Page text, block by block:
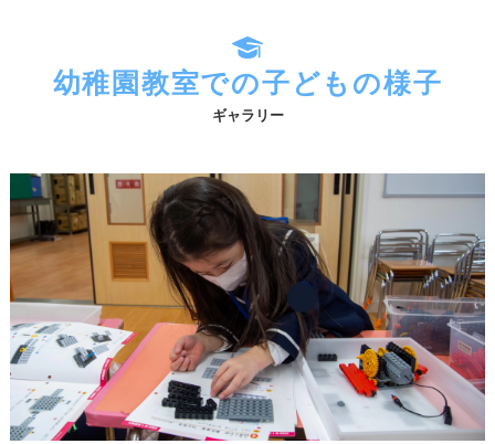
ギャラリー
幼稚園教室での子どもの様子